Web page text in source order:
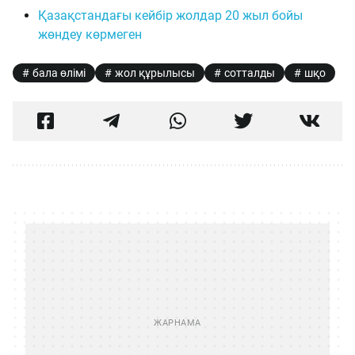
Қазақстандағы кейбір жолдар 20 жыл бойы
жөндеу көрмеген
бала өлімі жол құрылысы сотталды шқо